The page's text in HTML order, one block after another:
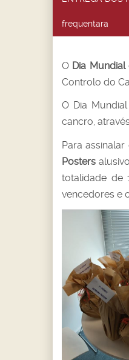
frequentara
O Dia
Controlo do
O Dia
cancro,
Para
Posters
totalidade de
vencedores e